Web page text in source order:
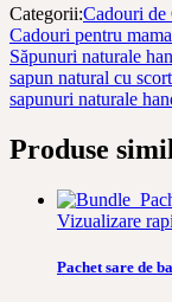
Categorii:Cadouri de
Cadouri pentru mama
Săpunuri naturale
sapun natural cu
sapunuri naturale
Produse
Vizualizare
Pachet sare de